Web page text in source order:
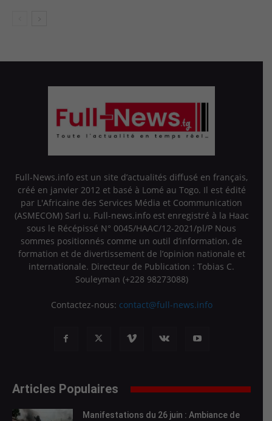
Full-News.info est un site d’actualités diffusé en français,
créé en janvier 2012 et basé à Lomé au Togo. Il est édité
par L'Africaine des Services Média et Coommunication
(ASMECOM) Sarl u. Full-news.info est enregistré à la Haac
sous le Récépissé N° 0045/HAAC/12-2021/pl/P Nous
sommes positionnés comme un outil d’information, de
formation et de divertissement de l’opinion nationale et
internationale. Directeur de Publication : Tobias C.
Souleyman (+228 98273088)
Contactez-nous: contact@full-news.info
Articles Populaires
Manifestations du 26 juin : Ambiance de